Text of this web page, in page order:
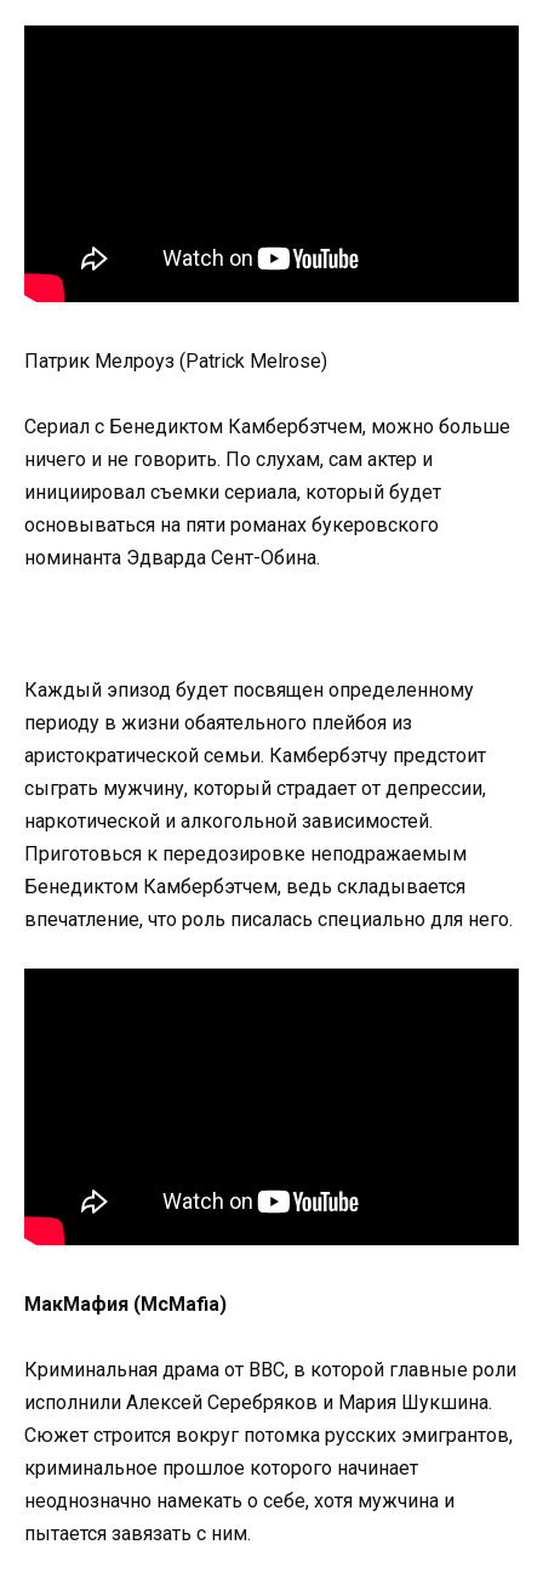
Патрик Мелроуз (Patrick Melrose)
Сериал с Бенедиктом Камбербэтчем, можно больше
ничего и не говорить. По слухам, сам актер и
инициировал съемки сериала, который будет
основываться на пяти романах букеровского
номинанта Эдварда Сент-Обина.
Каждый эпизод будет посвящен определенному
периоду в жизни обаятельного плейбоя из
аристократической семьи. Камбербэтчу предстоит
сыграть мужчину, который страдает от депрессии,
наркотической и алкогольной зависимостей.
Приготовься к передозировке неподражаемым
Бенедиктом Камбербэтчем, ведь складывается
впечатление, что роль писалась специально для него.
МакМафия (McMafia)
Криминальная драма от BBC, в которой главные роли
исполнили Алексей Серебряков и Мария Шукшина.
Сюжет строится вокруг потомка русских эмигрантов,
криминальное прошлое которого начинает
неоднозначно намекать о себе, хотя мужчина и
пытается завязать с ним.